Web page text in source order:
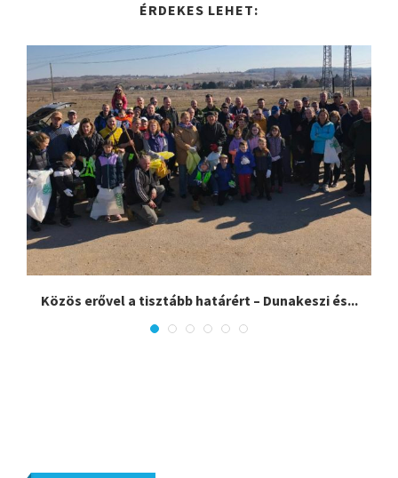
ÉRDEKES LEHET:
Közös erővel a tisztább határért – Dunakeszi és...